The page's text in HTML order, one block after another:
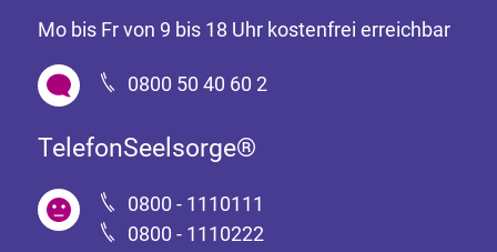
Mo bis Fr von 9 bis 18 Uhr kostenfrei erreichbar
0800 50 40 60 2
TelefonSeelsorge®
0800 - 1110111
0800 - 1110222